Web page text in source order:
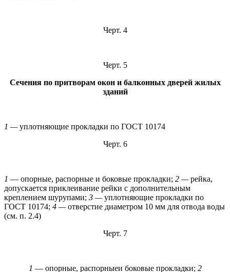
Черт. 4
Черт. 5
Сечения по притворам окон и балконных дверей жилых
зданий
1 —уплотняющие прокладки по ГОСТ 10174
Черт. 6
1 — опорные, распорные и боковые прокладки; 2 —рейка,
допускается приклеивание рейки с дополнительным
креплением шурупами; 3 —уплотняющие прокладки по
ГОСТ 10174; 4 —отверстие диаметром 10 мм для отвода воды
(см. п. 2.4)
Черт. 7
1 — опорные, распорныеи боковые прокладки; 2